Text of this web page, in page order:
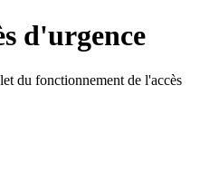
d'urgence
du fonctionnement de l'accès